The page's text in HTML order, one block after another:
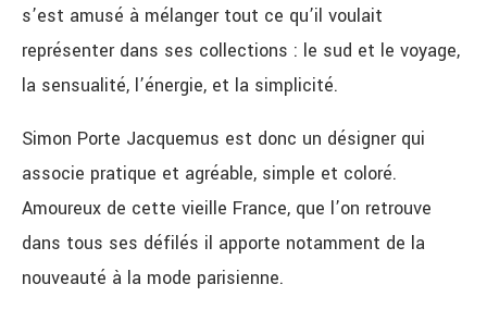
s’est amusé à mélanger tout ce qu’il voulait
représenter dans ses collections : le sud et le voyage,
la sensualité, l’énergie, et la simplicité.
Simon Porte Jacquemus est donc un désigner qui
associe pratique et agréable, simple et coloré.
Amoureux de cette vieille France, que l’on retrouve
dans tous ses défilés il apporte notamment de la
nouveauté à la mode parisienne.